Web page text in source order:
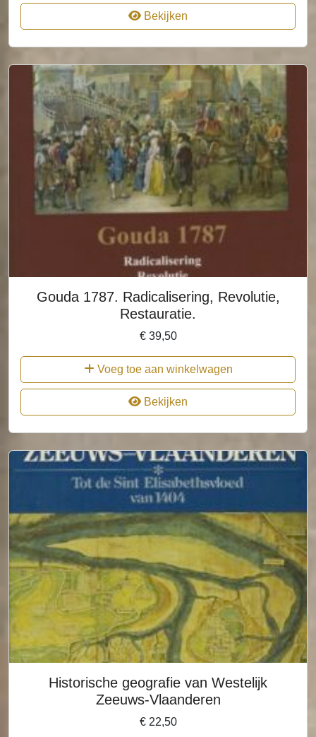
Bekijken
Gouda 1787. Radicalisering, Revolutie,
Restauratie.
€39,50
Voeg toe aan winkelwagen
Bekijken
Historische geografie van Westelijk
Zeeuws-Vlaanderen
€22,50